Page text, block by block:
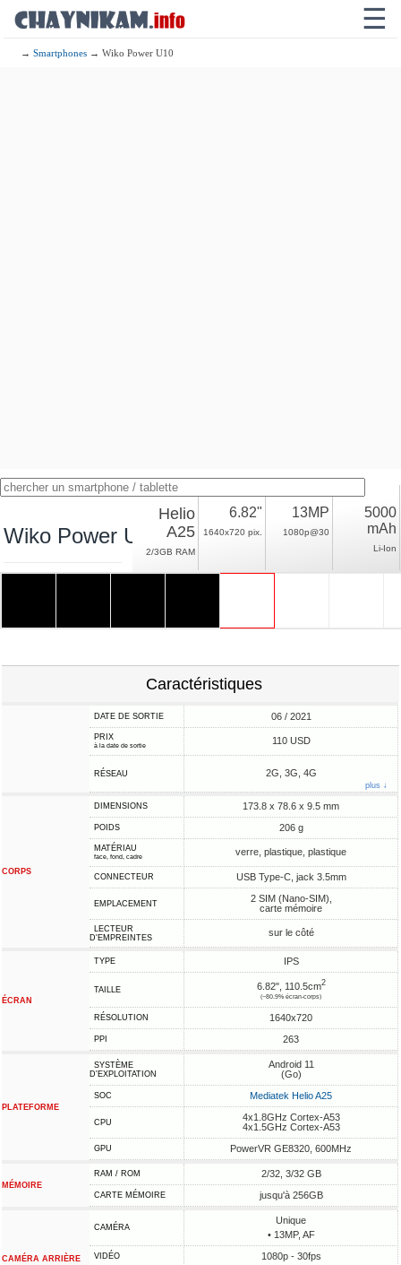
☰
→Smartphones → Wiko Power U10
Wiko Power U10
Helio
A25
2/3GB RAM
6.82"
1640x720 pix.
13MP
1080p@30
5000
mAh
Li-Ion
Caractéristiques
DATE DE SORTIE 06 / 2021
PRIX
à la date de sortie 110 USD
RÉSEAU 2G, 3G, 4G
plus ↓
CORPS
DIMENSIONS 173.8 x 78.6 x 9.5 mm
POIDS 206 g
MATÉRIAU
face, fond, cadre verre, plastique, plastique
CONNECTEUR USB Type-C, jack 3.5mm
EMPLACEMENT
2 SIM (Nano-SIM),
carte mémoire
LECTEUR
D'EMPREINTES
sur le côté
ÉCRAN
TYPE IPS
TAILLE 6.82", 110.5cm2
(~80.9% écran-corps)
RÉSOLUTION 1640x720
PPI 263
PLATEFORME
SYSTÈME
D'EXPLOITATION
Android 11
(Go)
SOC Mediatek Helio A25
CPU
4x1.8GHz Cortex-A53
4x1.5GHz Cortex-A53
GPU PowerVR GE8320, 600MHz
MÉMOIRE
RAM / ROM 2/32, 3/32 GB
CARTE MÉMOIRE jusqu'à 256GB
CAMÉRA ARRIÈRE
CAMÉRA
Unique
• 13MP, AF
VIDÉO 1080p - 30fps